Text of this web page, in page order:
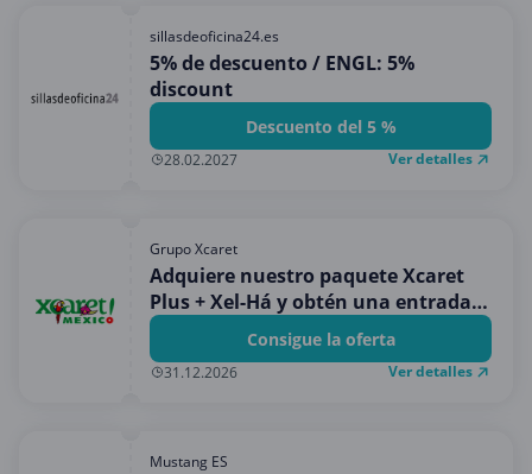
sillasdeoficina24.es
5% de descuento / ENGL: 5%
discount
Descuento del 5 %
28.02.2027 Ver detalles
Grupo Xcaret
Adquiere nuestro paquete Xcaret
Plus + Xel-Há y obtén una entrada
GRATIS a Xenses.Consigue la oferta
31.12.2026 Ver detalles
Mustang ES